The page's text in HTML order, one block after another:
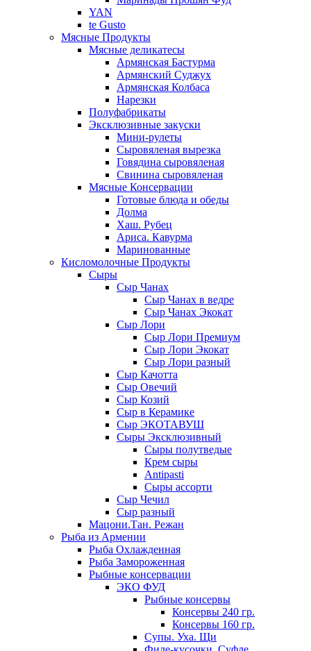
YAN
te Gusto
Мясные Продукты
Мясные деликатесы
Армянская Бастурма
Армянский Суджух
Армянская Колбаса
Нарезки
Полуфабрикаты
Эксклюзивные закуски
Мини-рулеты
Сыровяленая вырезка
Говядина сыровяленая
Свинина сыровяленая
Мясные Консервации
Готовые блюда и обеды
Долма
Хаш. Рубец
Ариса. Кавурма
Маринованные
Кисломолочные Продукты
Сыры
Сыр Чанах
Сыр Чанах в ведре
Сыр Чанах Экокат
Сыр Лори
Сыр Лори Премиум
Сыр Лори Экокат
Сыр Лори разный
Сыр Качотта
Сыр Овечий
Сыр Козий
Сыр в Керамике
Сыр ЭКОТАВУШ
Сыры Эксклюзивный
Сыры полутведые
Крем сыры
Antipasti
Сыры ассорти
Сыр Чечил
Сыр разный
Мацони.Тан. Режан
Рыба из Армении
Рыба Охлажденная
Рыба Замороженная
Рыбные консервации
ЭКО ФУД
Рыбные консервы
Консервы 240 гр.
Консервы 160 гр.
Супы. Уха. Щи